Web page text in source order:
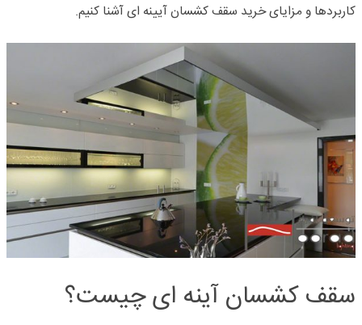
کاربردها و مزایای خرید سقف کشسان آیینه ای آشنا کنیم.
سقف کشسان آینه ای چیست؟